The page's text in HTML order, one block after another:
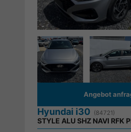
Angebot
(84721)
Hyundai i30
STYLE ALU SHZ NAVI RFK